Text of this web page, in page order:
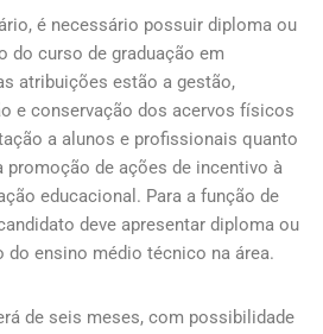
é necessário possuir diploma ou
do curso de graduação em
atribuições estão a gestão,
e conservação dos acervos físicos
a alunos e profissionais quanto
promoção de ações de incentivo à
educacional. Para a função de
deve apresentar diploma ou
ensino médio técnico na área.
de seis meses, com possibilidade